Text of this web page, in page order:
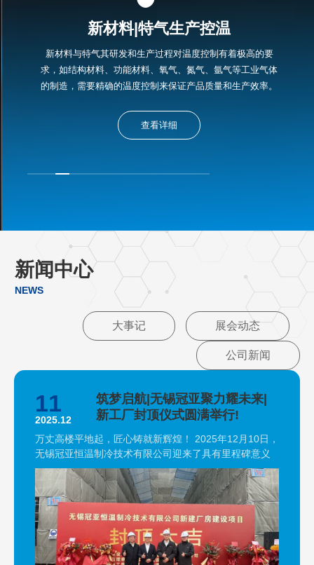
有着极高的要
氩气等工业气体
生物医药生产
在生物制药过程中，诸如蛋白质表达、
养等步骤，温度的微小变化都会直接影
常表达和功能，高精度控温系统是产
新闻中心
NEWS
大事记 展会动态
公司新闻
11
2025.12
筑梦启航|无锡冠亚聚力耀未来|
新工厂封顶仪式圆满举行!
万丈高楼平地起，匠心铸就新辉煌！ 2025年12月10日，
无锡冠亚恒温制冷技术有限公司迎来了具有里程碑意义
的时刻——新工厂封顶仪式盛大举行。 这不仅是一个项
目的重要节点，更是公司发展道路上的一座重要里程
碑！ 在众人的瞩目中，大家一同走上台，手持象征八方
来财的金铲，共同为工厂浇筑最后一方混凝土。 一铲铲
混凝土的落下，不仅象征着建筑结构的完成，更寓意着
冠亚恒温新工厂建设项目取得了阶段性的重大胜利， 在
热烈喜庆的氛围中，封顶仪式圆满礼成！ 在热烈的掌声